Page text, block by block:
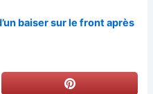
baiser sur le front après